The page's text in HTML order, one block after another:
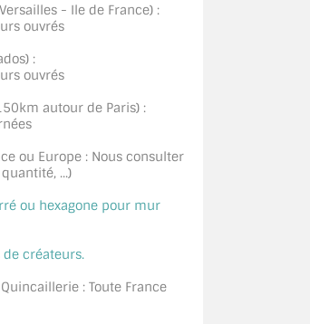
- Ile de France) :
ouvrés
:
ouvrés
autour de Paris) :
ou Europe : Nous consulter
...)
ou hexagone pour mur
créateurs.
: Toute France